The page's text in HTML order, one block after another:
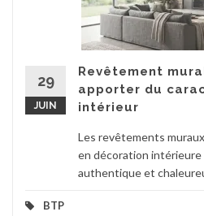
29
JUIN
Revêtement
apporter du
intérieur
Les revêtements
en décoration intérieure
authentique et
BTP